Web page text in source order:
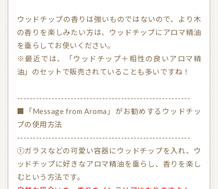
おすすめアロマコラム
お知らせ （Message from Aroma 会員様）
新規顧客の獲得（法人会員様へ）
全ての特集
ITEMS CATEGORY
信頼できるアロマブランド（海外）
ウッドチップの香りは強いものではないので、より木
の香りを楽しみたい方は、ウッドチップにアロマ精油
を垂らしてお使いください。
※最近では、「ウッドチップ＋相性の良いアロマ精
油」のセットで販売されていることも多いですね！
-------------------------------------------------------
■「Message from Aroma」がお勧めするウッドチッ
プの使用方法
-------------------------------------------------------
①ガラスなどの可愛い容器にウッドチップを入れ、ウ
ッドチップに好きなアロマ精油を垂らし、香りを楽し
むという方法です。